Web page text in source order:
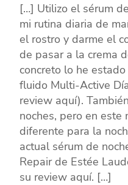
[…] Utilizo el sérum
mi rutina diaria de
el rostro y darme el
de pasar a la crema
concreto lo he
fluido Multi-Active
review aquí).
noches, pero en este
diferente para la
actual sérum de
Repair de Estée
su review aquí. […]